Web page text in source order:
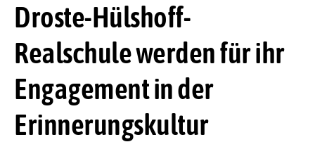
Droste-Hülshoff-
Realschule werden für ihr
Engagement in der
Erinnerungskultur